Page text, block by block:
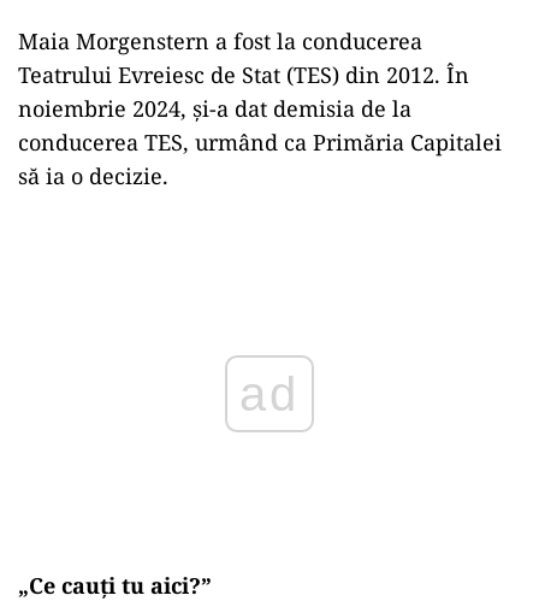
Maia Morgenstern a fost la conducerea
Teatrului Evreiesc de Stat (TES) din 2012. În
noiembrie 2024, și-a dat demisia de la
conducerea TES, urmând ca Primăria Capitalei
să ia o decizie.
„Ce cauți tu aici?”